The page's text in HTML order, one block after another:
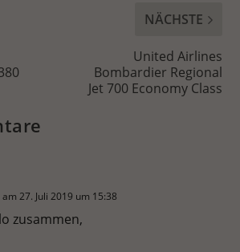
NÄCHSTE
United Airlines
Bombardier Regional
Jet 700 Economy Class
am 27. Juli 2019 um 15:38
zusammen,